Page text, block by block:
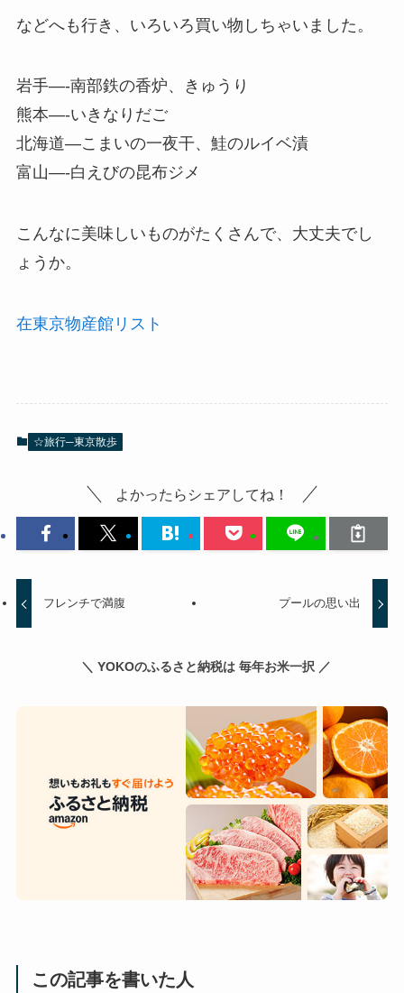
などへも行き、いろいろ買い物しちゃいました。
岩手—-南部鉄の香炉、きゅうり
熊本—-いきなりだご
北海道—こまいの一夜干、鮭のルイベ漬
富山—-白えびの昆布ジメ
こんなに美味しいものがたくさんで、大丈夫でし
ょうか。
在東京物産館リスト
☆旅行─東京散歩
よかったらシェアしてね！
フレンチで満腹 プールの思い出
＼ YOKOのふるさと納税は 毎年お米一択 ／
この記事を書いた人